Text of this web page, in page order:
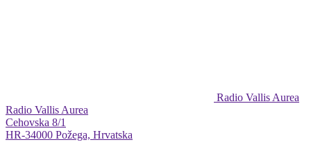
Radio Vallis Aurea
Radio Vallis Aurea
Cehovska 8/1
HR-34000 Požega, Hrvatska